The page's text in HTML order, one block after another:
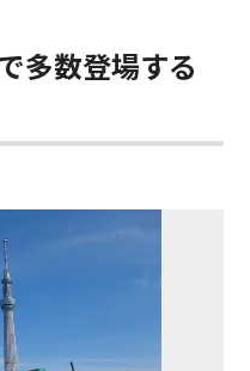
多数登場する